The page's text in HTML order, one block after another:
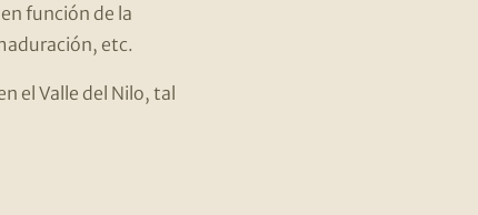
función de la
etc.
el Valle del Nilo, tal